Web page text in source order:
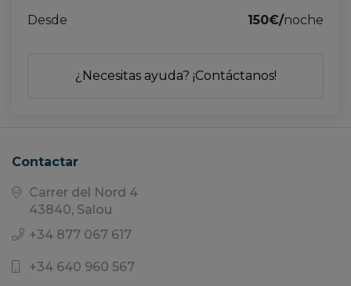
Desde 150€/noche
¿Necesitas ayuda? ¡Contáctanos!
Contactar
Carrer del Nord 4
43840, Salou
+34 877 067 617
+34 640 960 567